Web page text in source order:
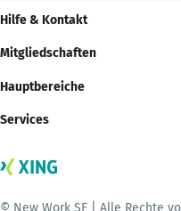
Hilfe & Kontakt
Mitgliedschaften
Hauptbereiche
Services
© New Work SE | Alle Rechte